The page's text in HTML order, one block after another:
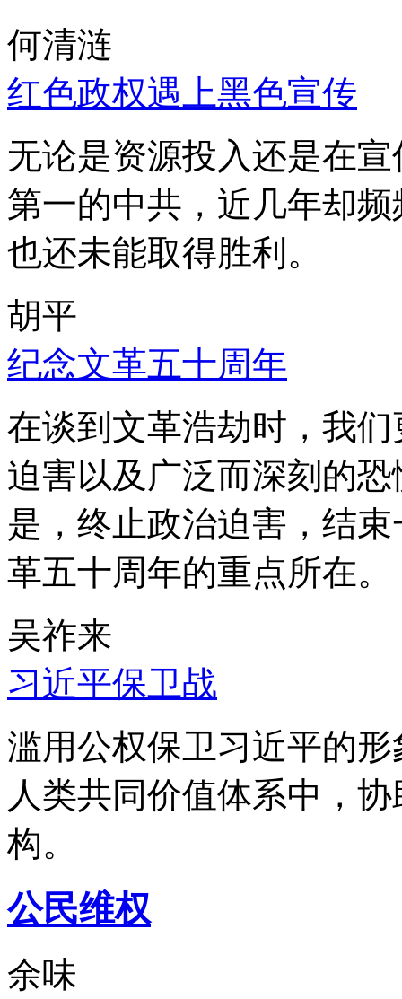
何清涟
红色政权遇上黑色宣传
无论是资源投入还是在
第一的中共，近几年却
也还未能取得胜利。
胡平
纪念文革五十周年
在谈到文革浩劫时，我
迫害以及广泛而深刻的
是，终止政治迫害，结
革五十周年的重点所在。
吴祚来
习近平保卫战
滥用公权保卫习近平的
人类共同价值体系中，
构。
公民维权
余味